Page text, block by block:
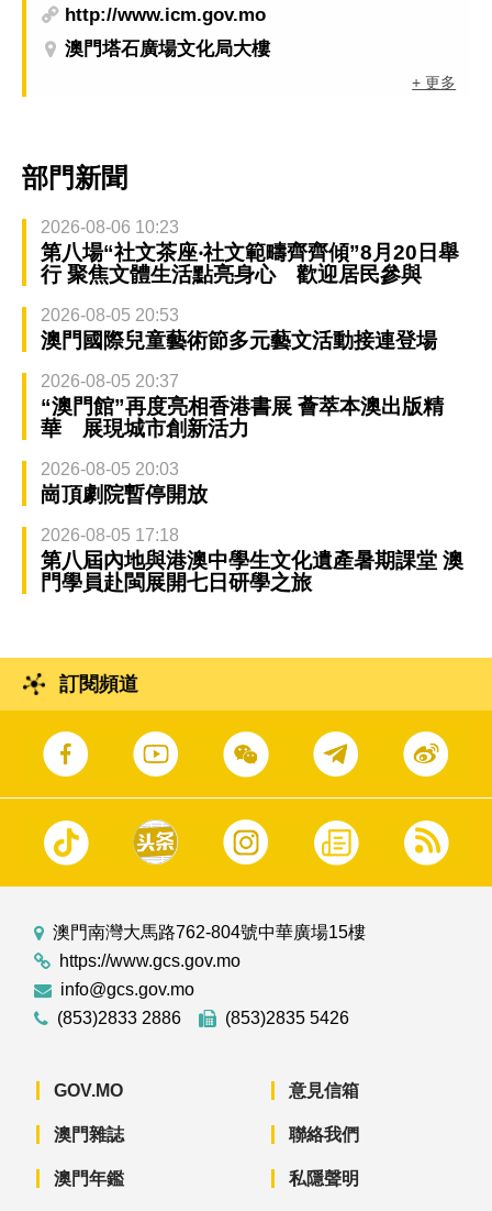
http://www.icm.gov.mo
澳門塔石廣場文化局大樓
+ 更多
部門新聞
2026-08-06 10:23
第八場“社文茶座‧社文範疇齊齊傾”8月20日舉
行 聚焦文體生活點亮身心 歡迎居民參與
2026-08-05 20:53
澳門國際兒童藝術節多元藝文活動接連登場
2026-08-05 20:37
“澳門館”再度亮相香港書展 薈萃本澳出版精
華 展現城市創新活力
2026-08-05 20:03
崗頂劇院暫停開放
2026-08-05 17:18
第八屆內地與港澳中學生文化遺產暑期課堂 澳
門學員赴閩展開七日研學之旅
訂閱頻道
澳門南灣大馬路762-804號中華廣場15樓
https://www.gcs.gov.mo
info@gcs.gov.mo
(853)2833 2886
(853)2835 5426
GOV.MO
澳門雜誌
澳門年鑑
意見信箱
聯絡我們
私隱聲明